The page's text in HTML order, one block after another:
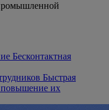
Бесконтактная
Быстрая
повышение их